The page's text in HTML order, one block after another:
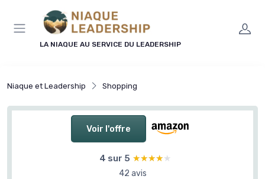
LA NIAQUE AU SERVICE DU LEADERSHIP
Niaque et Leadership Shopping
Voir l'offre
4 sur 5 ★★★★★
★★★★★
42 avis